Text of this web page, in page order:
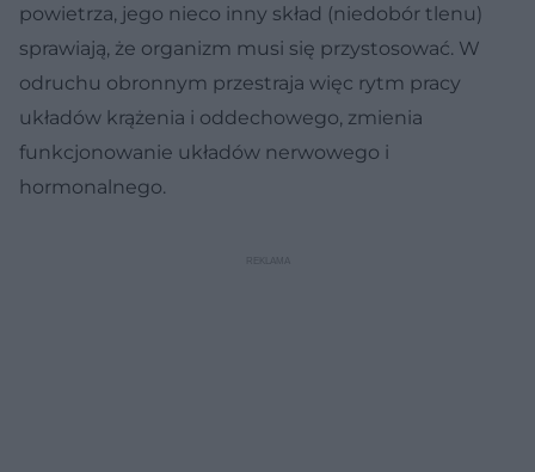
powietrza, jego nieco inny skład (niedobór tlenu)
sprawiają, że organizm musi się przystosować. W
odruchu obronnym przestraja więc rytm pracy
układów krążenia i oddechowego, zmienia
funkcjonowanie układów nerwowego i
hormonalnego.